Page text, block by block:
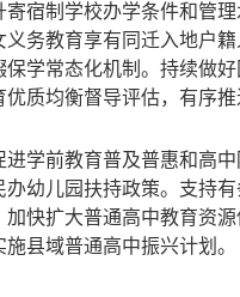
寄宿制学校办学条件和管
义务教育享有同迁入地户
保学常态化机制。持续做
优质均衡督导评估，有序
进学前教育普及普惠和高
办幼儿园扶持政策。支持
加快扩大普通高中教育资
县域普通高中振兴计划。